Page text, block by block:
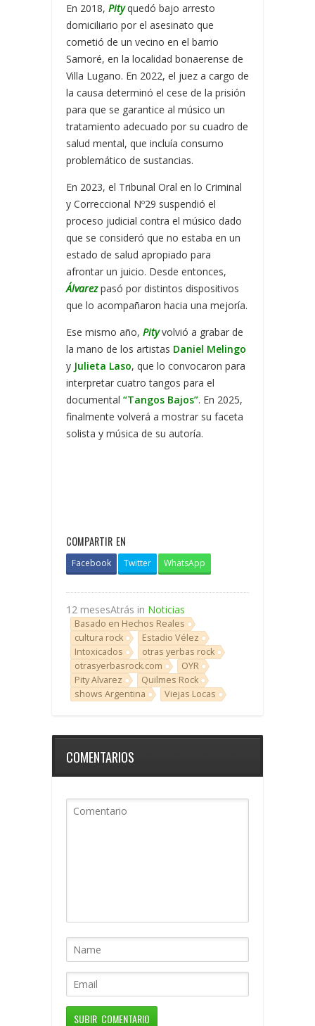
En 2018, Pity quedó bajo arresto
domiciliario por el asesinato que
cometió de un vecino en el barrio
Samoré, en la localidad bonaerense de
Villa Lugano. En 2022, el juez a cargo de
la causa determinó el cese de la prisión
para que se garantice al músico un
tratamiento adecuado por su cuadro de
salud mental, que incluía consumo
problemático de sustancias.
En 2023, el Tribunal Oral en lo Criminal
y Correccional Nº29 suspendió el
proceso judicial contra el músico dado
que se consideró que no estaba en un
estado de salud apropiado para
afrontar un juicio. Desde entonces,
Álvarez pasó por distintos dispositivos
que lo acompañaron hacia una mejoría.
Ese mismo año, Pity volvió a grabar de
la mano de los artistas Daniel Melingo
y Julieta Laso, que lo convocaron para
interpretar cuatro tangos para el
documental “Tangos Bajos”. En 2025,
finalmente volverá a mostrar su faceta
solista y música de su autoría.
COMPARTIR EN
Facebook Twitter WhatsApp
12 mesesAtrás in Noticias
Basado en Hechos Reales
cultura rock
Estadio Vélez
Intoxicados
otras yerbas rock
otrasyerbasrock.com
OYR
Pity Alvarez
Quilmes Rock
shows Argentina
Viejas Locas
COMENTARIOS